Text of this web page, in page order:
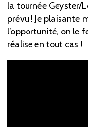
la tournée Geyster/
prévu ! Je plaisante
l’opportunité, on le
réalise en tout cas !